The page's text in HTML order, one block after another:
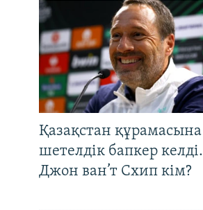
Қазақстан құрамасына
шетелдік бапкер келді.
Джон ван’т Схип кім?